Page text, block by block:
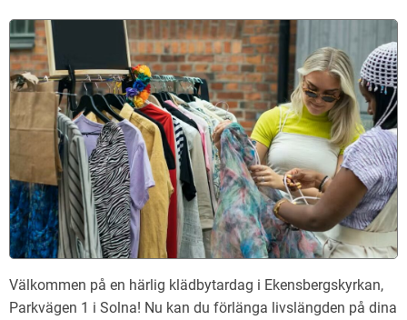
Välkommen på en härlig klädbytardag i Ekensbergskyrkan,
Parkvägen 1 i Solna! Nu kan du förlänga livslängden på dina